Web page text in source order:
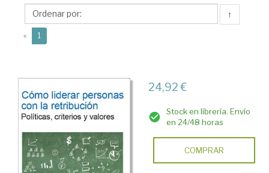
↑
« 1
24,92 €
Stock en librería. Envío
en 24/48 horas
COMPRAR